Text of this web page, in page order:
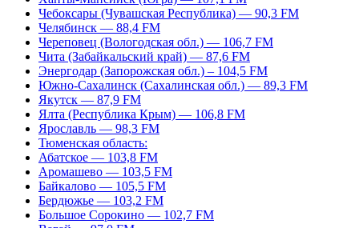
Чебоксары (Чувашская Республика) — 90,3 FM
Челябинск — 88,4 FM
Череповец (Вологодская обл.) — 106,7 FM
Чита (Забайкальский край) — 87,6 FM
Энергодар (Запорожская обл.) – 104,5 FM
Южно-Сахалинск (Сахалинская обл.) — 89,3 FM
Якутск — 87,9 FM
Ялта (Республика Крым) — 106,8 FM
Ярославль — 98,3 FM
Тюменская область:
Абатское — 103,8 FM
Аромашево — 103,5 FM
Байкалово — 105,5 FM
Бердюжье — 103,2 FM
Большое Сорокино — 102,7 FM